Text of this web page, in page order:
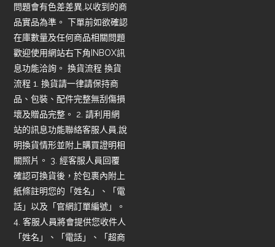
問題會有色差差異,以收到的商
品實品為準。 下單前如欲確認
在庫數量及任何商品相關問題
歡迎使用網站右下角INBOX訊
息功能洽詢。 換貨流程 換貨
流程 1. 換貨請一律請保持商
品、包裝、配件完整無刮傷損
壞及贈品完整。 2. 請利用網
站的訊息功能聯絡客服人員,說
明換貨情形並附上購買證明相
關照片。 3. 經客服人員回覆
確認可換貨後，於包裹內附上
紙條註明您的「姓名」、「電
話」以及「官網訂單編號」。
4. 客服人員將會提供您收件人
「姓名」、「電話」、「超商